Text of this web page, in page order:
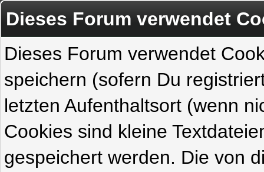
Dieses Forum verwendet
Dieses Forum verwendet
speichern (sofern Du
letzten Aufenthaltsort (wenn
Cookies sind kleine
gespeichert werden. Die von